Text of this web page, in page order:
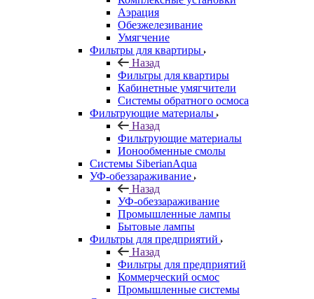
Аэрация
Обезжелезивание
Умягчение
Фильтры для квартиры
Назад
Фильтры для квартиры
Кабинетные умягчители
Системы обратного осмоса
Фильтрующие материалы
Назад
Фильтрующие материалы
Ионообменные смолы
Системы SiberianAqua
УФ-обеззараживание
Назад
УФ-обеззараживание
Промышленные лампы
Бытовые лампы
Фильтры для предприятий
Назад
Фильтры для предприятий
Коммерческий осмос
Промышленные системы